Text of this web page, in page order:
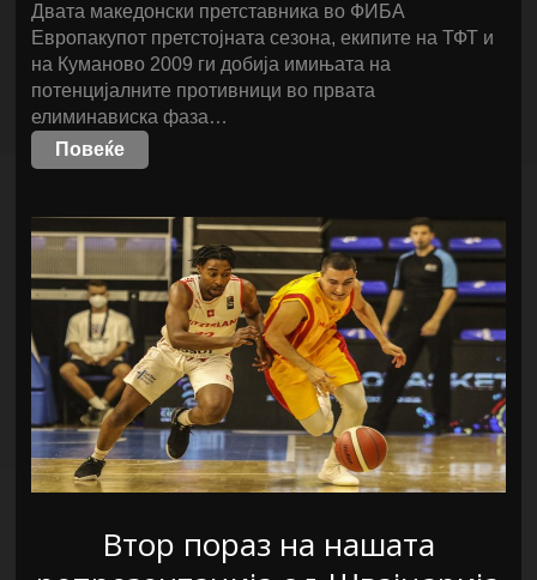
Двата македонски претставника во ФИБА
Европакупот претстојната сезона, екипите на ТФТ и
на Куманово 2009 ги добија имињата на
потенцијалните противници во првата
елиминависка фаза…
Повеќе
Втор пораз на нашата